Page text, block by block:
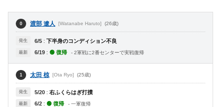
0 渡部 遼人 [Watanabe Haruto] (26歳)
発生 6/5 : 下半身のコンディション不良
最新 6/19 : 🟢 復帰 - 2軍戦に2番センターで実戦復帰
1 太田 椋 [Ota Ryo] (25歳)
発生 5/20 : 右ふくらはぎ打撲
最新 6/2 : 🟢 復帰 - 一軍復帰